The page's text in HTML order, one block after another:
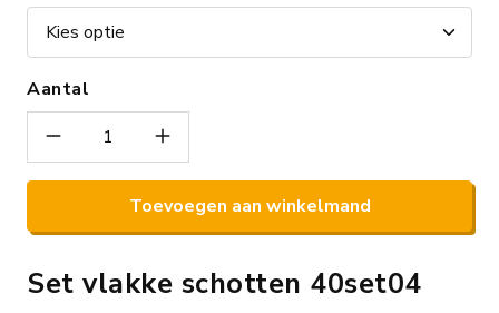
Aantal
Toevoegen aan winkelmand
Set vlakke schotten 40set04